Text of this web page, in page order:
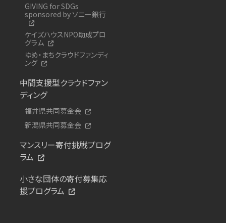
GIVING for SDGs
sponsored by ソニー銀行
ケイズハウスNPO助成プロ
グラム
ゆめ・まちクラウドファンディ
ング
中間支援型クラウドファン
ディング
福井県共同募金会
新潟県共同募金会
マンスリー寄付挑戦プログ
ラム
小さな団体の寄付募集応
援プログラム